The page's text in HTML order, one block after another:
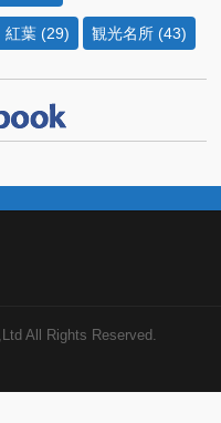
紅葉 (29) 観光名所 (43)
All Rights Reserved.